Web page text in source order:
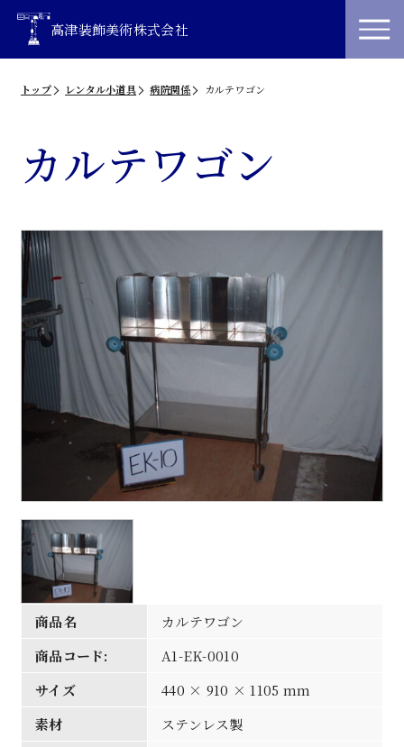
高津装飾美術株式会社
トップ レンタル小道具 病院関係 カルテワゴン
カルテワゴン
商品名
カルテワゴン
商品コード:
A1-EK-0010
サイズ
440 × 910 × 1105 mm
素材
ステンレス製